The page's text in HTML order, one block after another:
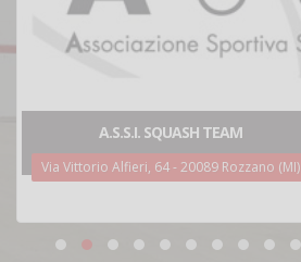
A.S.S.I. SQUASH TEAM
Via Vittorio Alfieri, 64 - 20089 Rozzano (MI)